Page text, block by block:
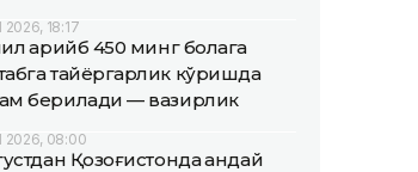
2026, 18:17
қарийб 450 минг болага
тайёргарлик кўришда
берилади — вазирлик
2026, 08:00
Қозоғистонда қандай